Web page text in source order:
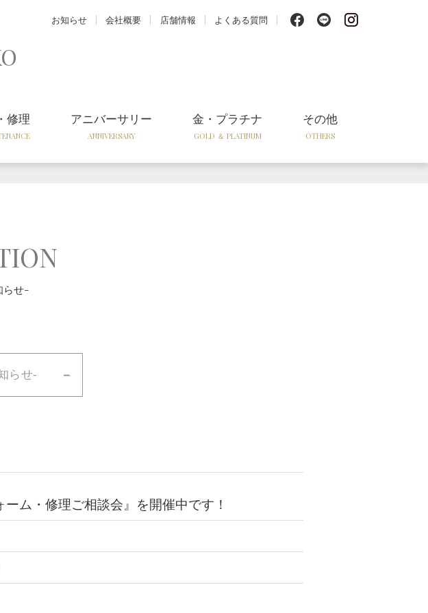
修理 アニバーサリー
ANNIVERSARY
金・プラチナ
GOLD ＆ PLATINUM
その他
OTHERS
お知らせ 会社概要 店舗情報 よくある質問 f l i
らせ-
らせ-
ム・修理ご相談会』を開催中です！